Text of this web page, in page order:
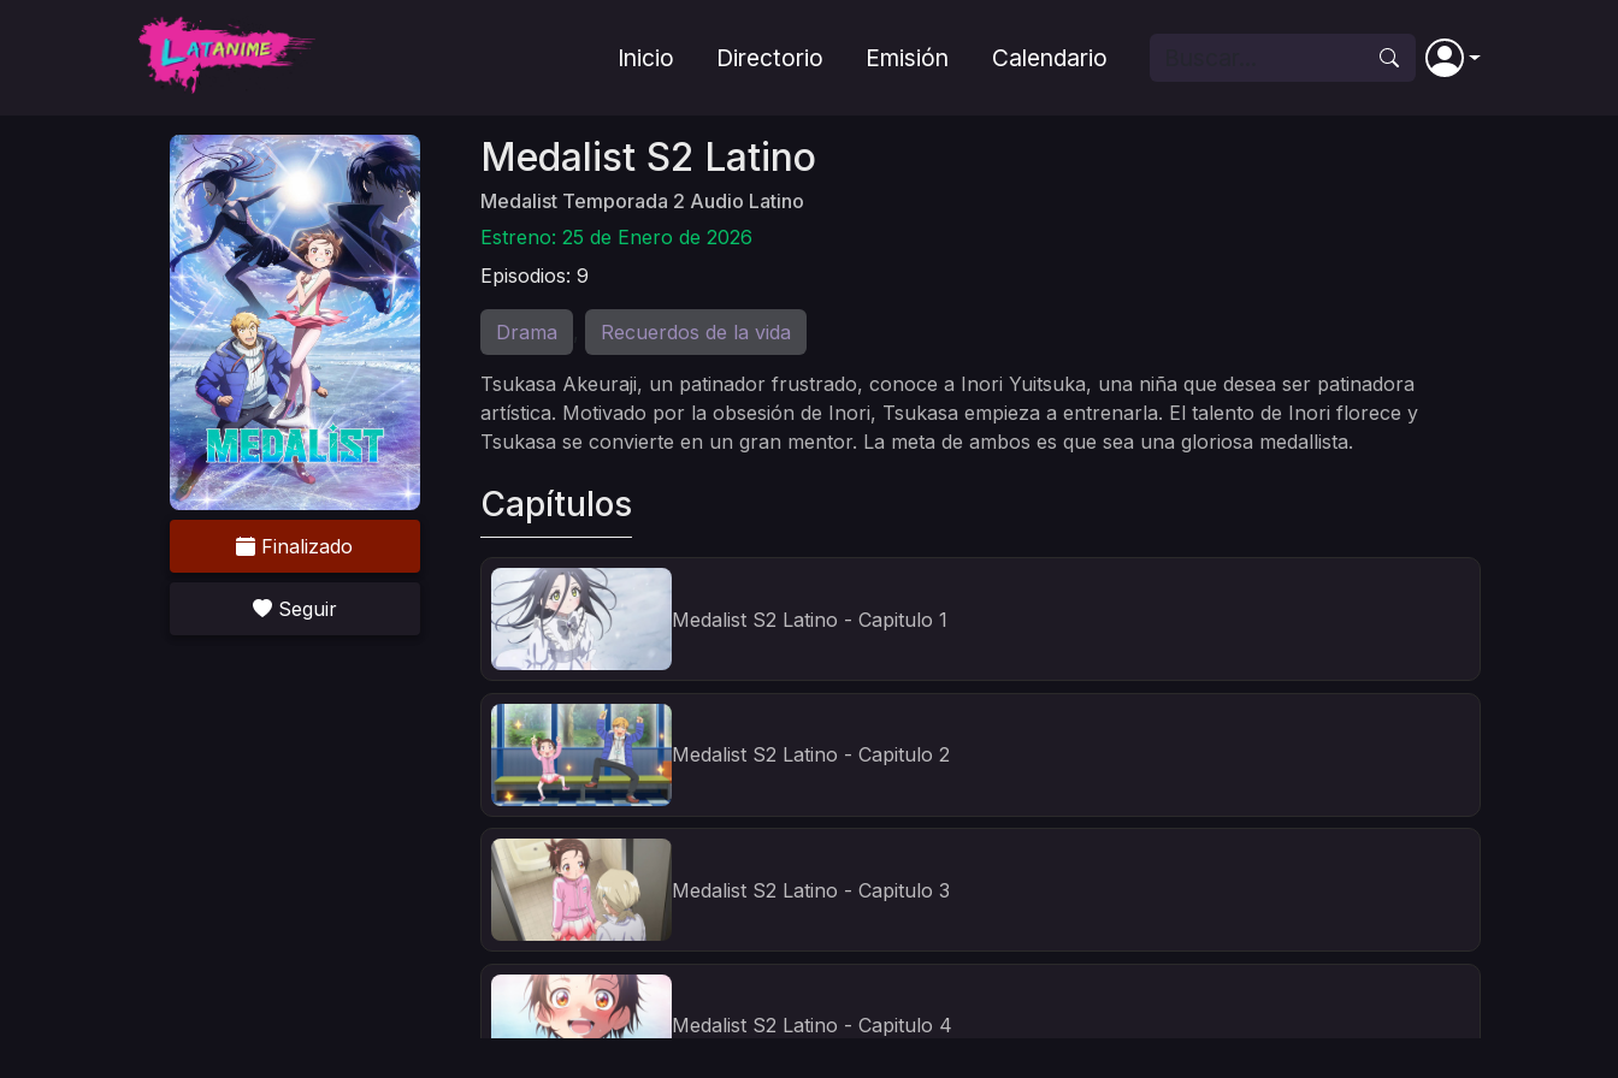
Inicio Directorio Emisión Calendario
Finalizado
Seguir
Medalist S2 Latino
Medalist Temporada 2 Audio Latino
Estreno: 25 de Enero de 2026
Episodios: 9
Drama Recuerdos de la vida
Tsukasa Akeuraji, un patinador frustrado, conoce a Inori Yuitsuka, una niña que desea ser patinadora
artística. Motivado por la obsesión de Inori, Tsukasa empieza a entrenarla. El talento de Inori florece y
Tsukasa se convierte en un gran mentor. La meta de ambos es que sea una gloriosa medallista.
Capítulos
Medalist S2 Latino - Capitulo 1
Medalist S2 Latino - Capitulo 2
Medalist S2 Latino - Capitulo 3
Medalist S2 Latino - Capitulo 4